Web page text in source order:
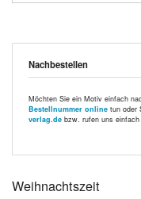
Nachbestellen
Möchten Sie ein Motiv einfach
Bestellnummer online tun oder
verlag.de bzw. rufen uns einfach
Weihnachtszeit